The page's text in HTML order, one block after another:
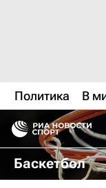
Политика В
Баскетбол